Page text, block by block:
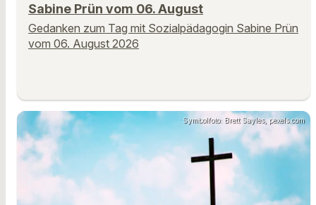
Sabine Prün vom 06. August
Gedanken zum Tag mit Sozialpädagogin Sabine Prün
vom 06. August 2026
Symbolfoto: Brett Sayles, pexels.com